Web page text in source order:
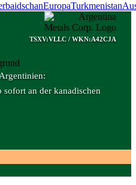
EuropaTurkmenistan
TSXV:VLLC / WKN:A42CJA
sofort an der kanadischen